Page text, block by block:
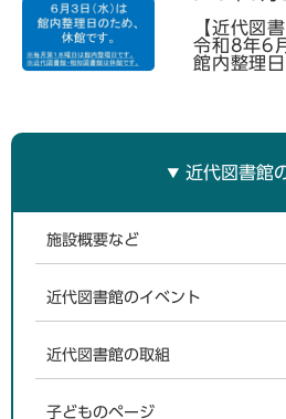
【近代図
令和8年6
館内整理
近代図書館
施設概要など
近代図書館のイベント
近代図書館の取組
子どものページ